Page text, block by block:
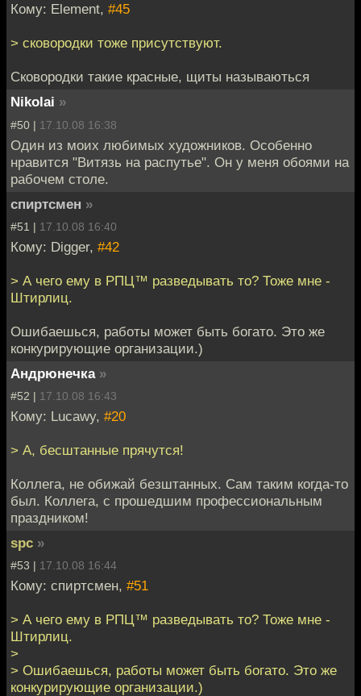
Кому: Element, #45
> сковородки тоже присутствуют.
Сковородки такие красные, щиты называються
Nikolai »
#50 | 17.10.08 16:38
Один из моих любимых художников. Особенно
нравится "Витязь на распутье". Он у меня обоями на
рабочем столе.
спиртсмен »
#51 | 17.10.08 16:40
Кому: Digger, #42
> А чего ему в РПЦ™ разведывать то? Тоже мне -
Штирлиц.
Ошибаешься, работы может быть богато. Это же
конкурирующие организации.)
Андрюнечка »
#52 | 17.10.08 16:43
Кому: Lucawy, #20
> А, бесштанные прячутся!
Коллега, не обижай безштанных. Сам таким когда-то
был. Коллега, с прошедшим профессиональным
праздником!
spc »
#53 | 17.10.08 16:44
Кому: спиртсмен, #51
> А чего ему в РПЦ™ разведывать то? Тоже мне -
Штирлиц.
>
> Ошибаешься, работы может быть богато. Это же
конкурирующие организации.)